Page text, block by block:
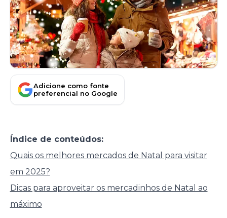
Adicione como fonte
preferencial no Google
Índice de conteúdos:
Quais os melhores mercados de Natal para visitar
em 2025?
Dicas para aproveitar os mercadinhos de Natal ao
máximo